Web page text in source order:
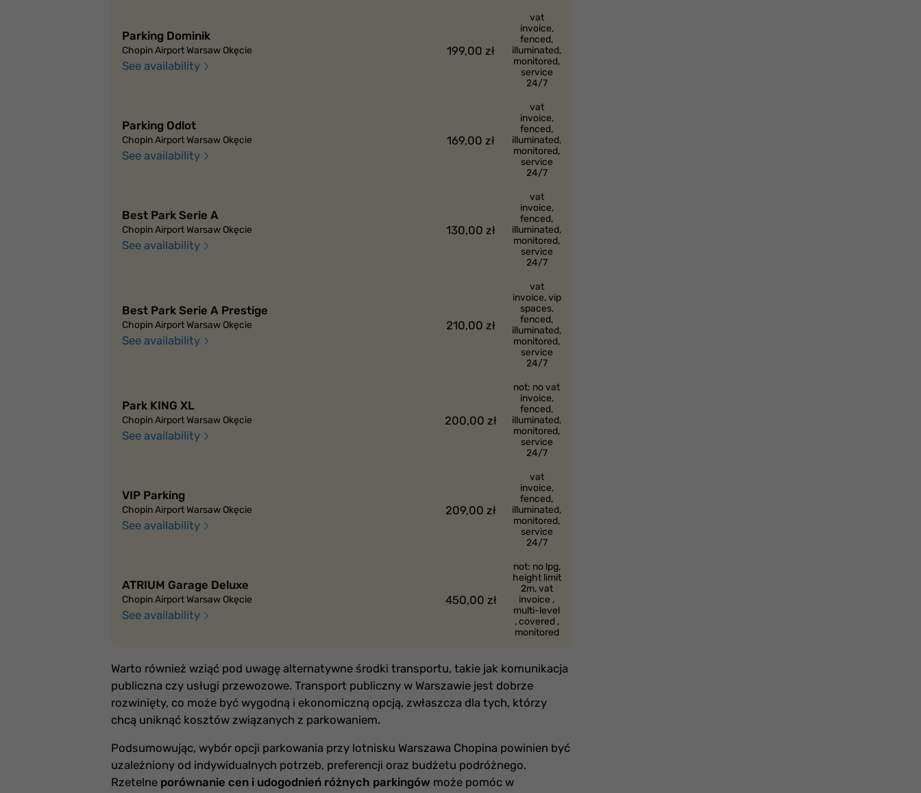
Parking Dominik
Chopin Airport Warsaw Okęcie
See availability
199,00 zł
vat
invoice,
fenced,
illuminated,
monitored,
service
24/7
Parking Odlot
Chopin Airport Warsaw Okęcie
See availability
169,00 zł
vat
invoice,
fenced,
illuminated,
monitored,
service
24/7
Best Park Serie A
Chopin Airport Warsaw Okęcie
See availability
130,00 zł
vat
invoice,
fenced,
illuminated,
monitored,
service
24/7
Best Park Serie A Prestige
Chopin Airport Warsaw Okęcie
See availability
210,00 zł
vat
invoice, vip
spaces,
fenced,
illuminated,
monitored,
service
24/7
Park KING XL
Chopin Airport Warsaw Okęcie
See availability
200,00 zł
not: no vat
invoice,
fenced,
illuminated,
monitored,
service
24/7
VIP Parking
Chopin Airport Warsaw Okęcie
See availability
209,00 zł
vat
invoice,
fenced,
illuminated,
monitored,
service
24/7
ATRIUM Garage Deluxe
Chopin Airport Warsaw Okęcie
See availability
450,00 zł
not: no lpg,
height limit
2m, vat
invoice ,
multi-level
, covered ,
monitored
Warto również wziąć pod uwagę alternatywne środki transportu, takie jak komunikacja
publiczna czy usługi przewozowe. Transport publiczny w Warszawie jest dobrze
rozwinięty, co może być wygodną i ekonomiczną opcją, zwłaszcza dla tych, którzy
chcą uniknąć kosztów związanych z parkowaniem.
Podsumowując, wybór opcji parkowania przy lotnisku Warszawa Chopina powinien być
uzależniony od indywidualnych potrzeb, preferencji oraz budżetu podróżnego.
Rzetelne porównanie cen i udogodnień różnych parkingów może pomóc w